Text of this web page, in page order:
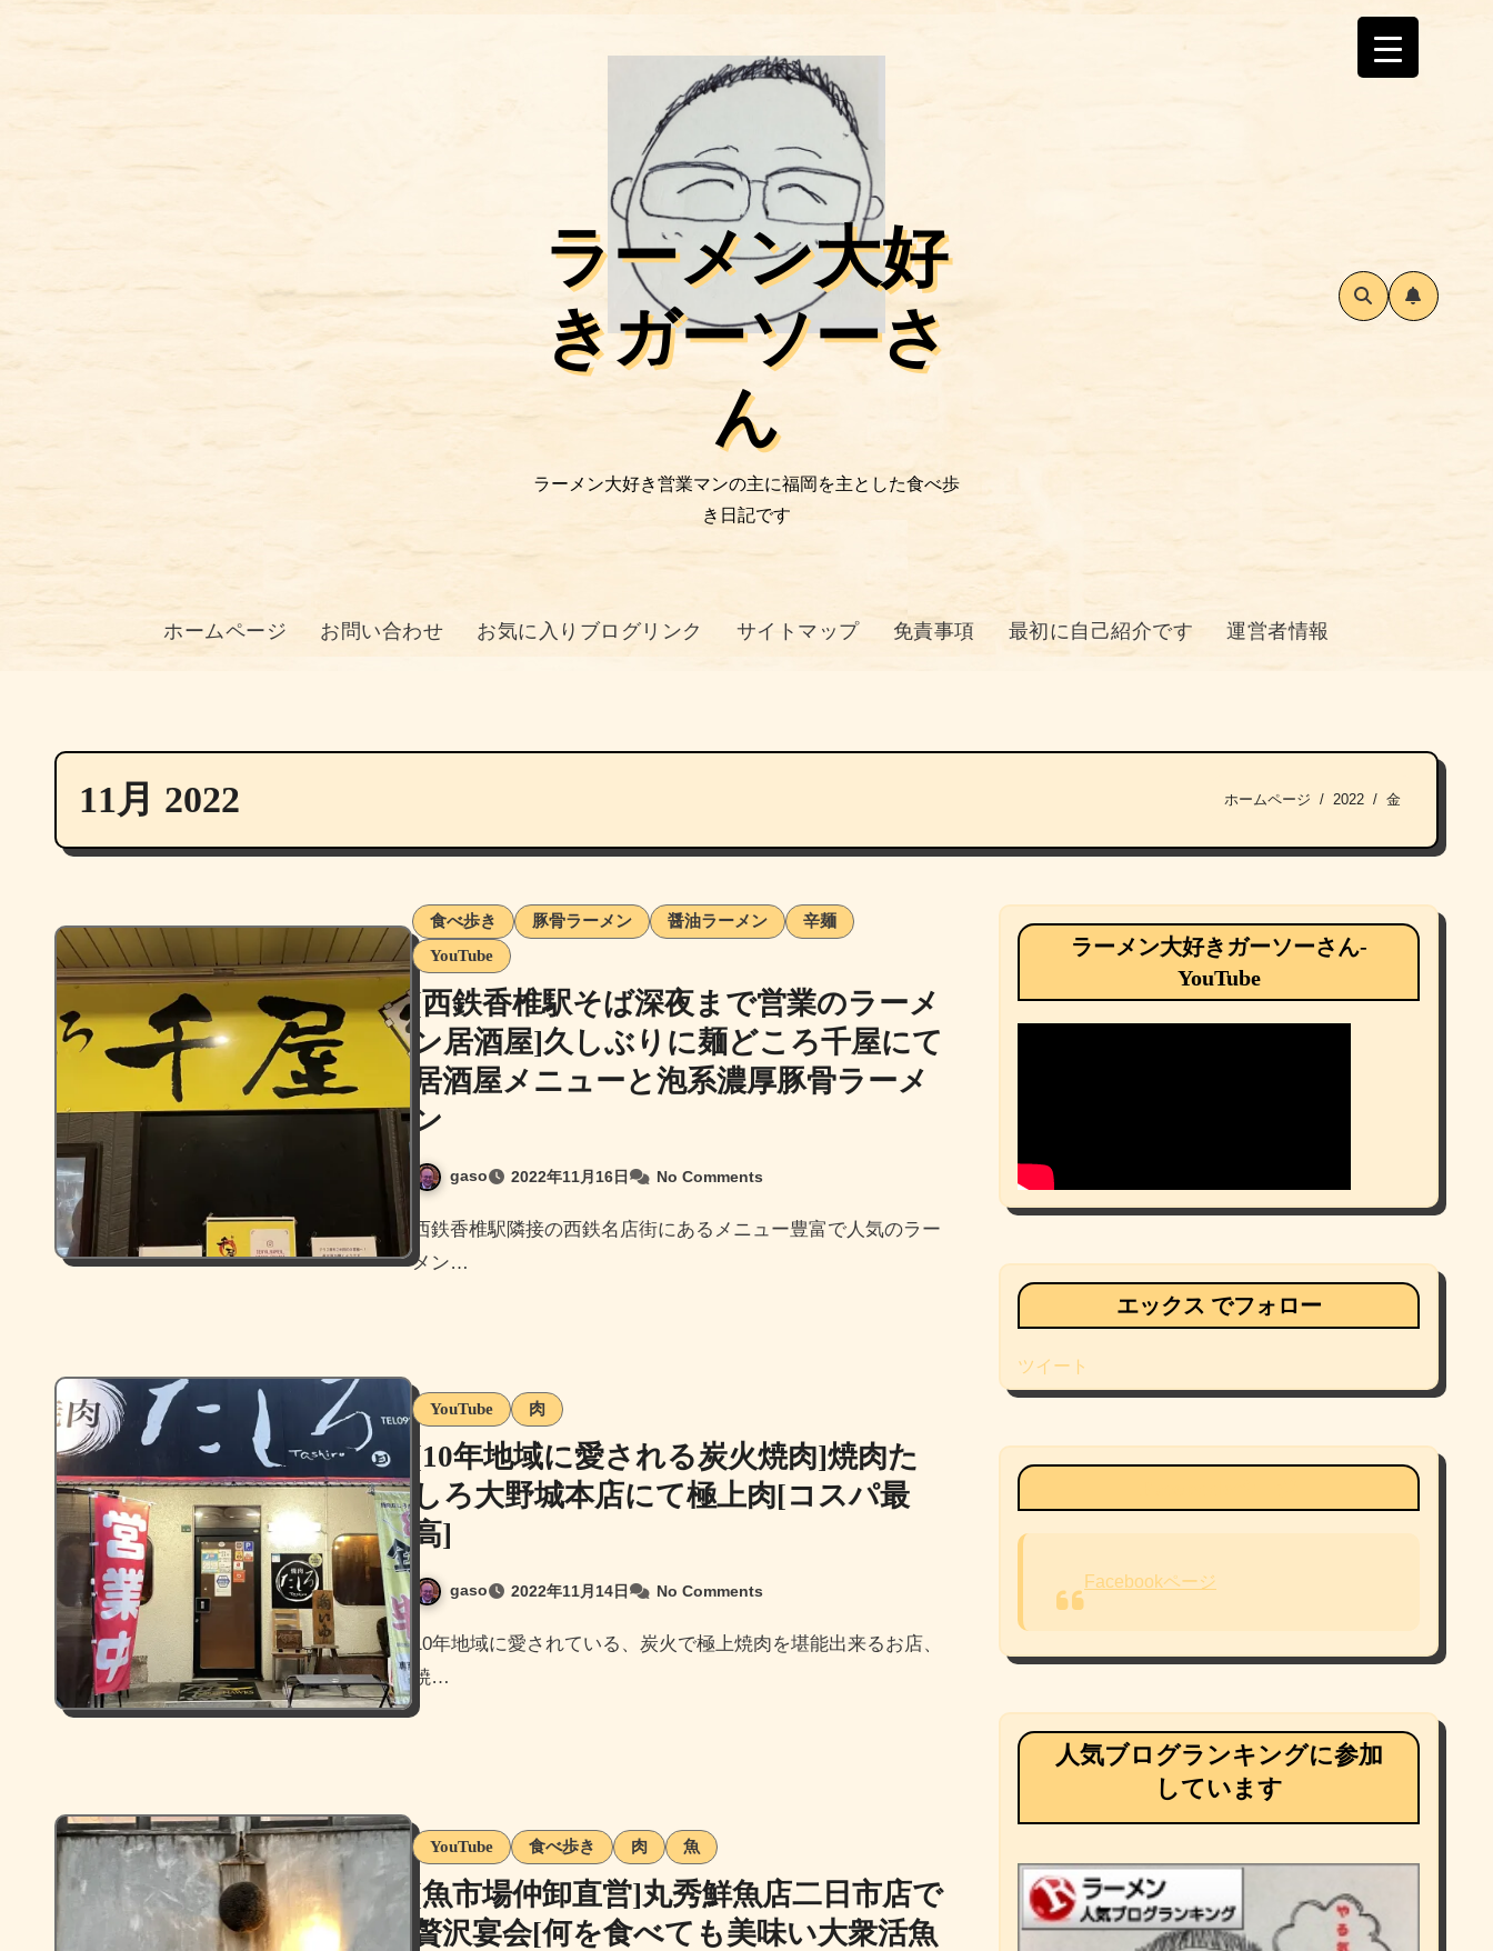
ラーメン大好
きガーソーさ
ん
ラーメン大好き営業マンの主に福岡を主とした食べ歩
き日記です
ホームページ お問い合わせ お気に入りブログリンク サイトマップ 免責事項 最初に自己紹介です 運営者情報
11月 2022 ホームページ 2022 金
食べ歩き 豚骨ラーメン 醤油ラーメン
辛麺
YouTube
[西鉄香椎駅そば深夜まで営業のラーメ
ン居酒屋]久しぶりに麺どころ千屋にて
居酒屋メニューと泡系濃厚豚骨ラーメ
ン
gaso 2022年11月16日 No Comments
西鉄香椎駅隣接の西鉄名店街にあるメニュー豊富で人気のラー
メン…
YouTube 肉
[10年地域に愛される炭火焼肉]焼肉た
しろ大野城本店にて極上肉[コスパ最
高]
gaso 2022年11月14日 No Comments
10年地域に愛されている、炭火で極上焼肉を堪能出来るお店、
焼…
YouTube 食べ歩き 肉 魚
[魚市場仲卸直営]丸秀鮮魚店二日市店で
贅沢宴会[何を食べても美味い大衆活魚
ラーメン大好きガーソーさん-
YouTube
エックス でフォロー
ツイート
Facebookページ
人気ブログランキングに参加
しています